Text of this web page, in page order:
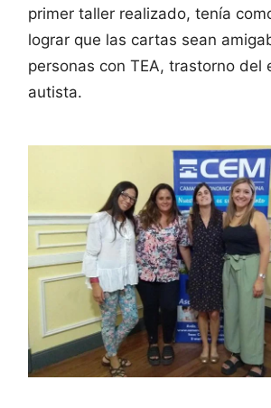
primer taller realizado, tenía
lograr que las cartas sean
personas con TEA, trastorno del
autista.